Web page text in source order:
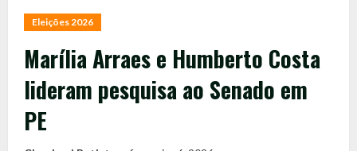
Eleições 2026
Marília Arraes e Humberto Costa
lideram pesquisa ao Senado em
PE